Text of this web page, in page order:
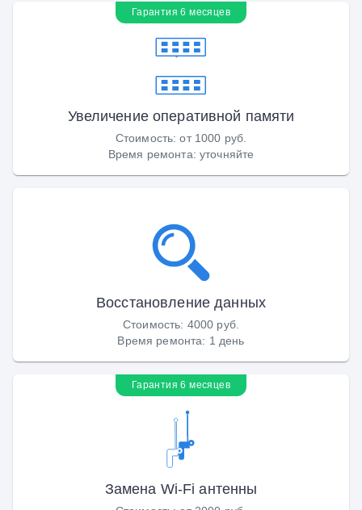
Гарантия 6 месяцев
Увеличение оперативной памяти
Стоимость:от 1000 руб.
Время ремонта: уточняйте
Восстановление данных
Стоимость: 4000 руб.
Время ремонта: 1 день
Гарантия 6 месяцев
Замена Wi-Fi антенны